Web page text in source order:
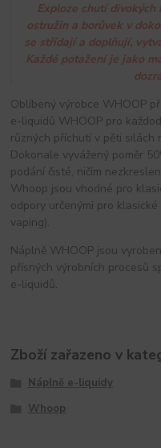
Exploze chutí divokých
ostružin a borůvek v
se střídají a doplňují,
Každé potažení je jako
Oblíbený výrobce WHOOP
e-liquidů WHOOP pro
různých příchutí v pěti silách
Dokonale vyvážený poměr
podání čisté, ničím
Whoop jsou vhodné pro
odpory určenými pro
vaping).
Náplně WHOOP jsou
přísných výrobních procesů
e-liquidů.
Zboží zařazeno v
Náplně e-liquidy
Whoop